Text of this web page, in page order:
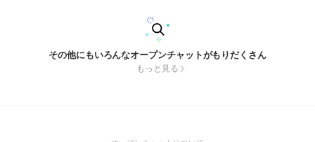
#ライブトーク
その他にもいろんなオープンチャットがもりだくさん
もっと見る